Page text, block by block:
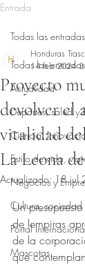
Entrada
Todas las entradas
Actualidad
Deportes, salud y
Ciencia,
Estilo de vida,
Negocios y
Cultura, sociedad
Portal
Mascotas
Todas las entradas
Proyecto
devolver el
vitalidad
La Leona
Honduras
14 feb 2024 3
Actualizado:18 jul
Obtuvo
Un
de lempiras
de la
que